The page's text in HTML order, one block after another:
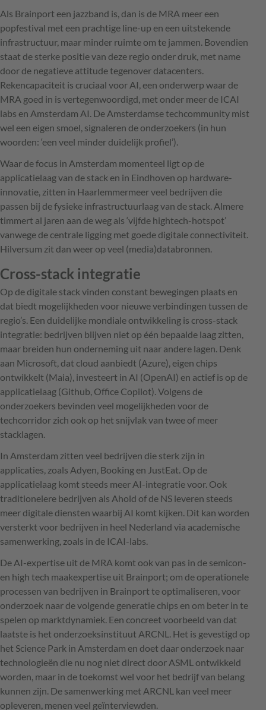
Als Brainport een jazzband is, dan is de MRA meer een
popfestival met een prachtige line-up en een uitstekende
infrastructuur, maar minder ruimte om te jammen. Bovendien
staat de sterke positie van deze regio onder druk, met name
door de negatieve attitude tegenover datacenters.
Rekencapaciteit is cruciaal voor AI, een onderwerp waar de
MRA goed in is vertegenwoordigd, met onder meer de ICAI
labs en Amsterdam AI. De Amsterdamse techcommunity mist
wel een eigen smoel, signaleren de onderzoekers (in hun
woorden: ‘een veel minder duidelijk profiel’).
Waar de focus in Amsterdam momenteel ligt op de
applicatielaag van de stack en in Eindhoven op hardware-
innovatie, zitten in Haarlemmermeer veel bedrijven die
passen bij de fysieke infrastructuurlaag van de stack. Almere
timmert al jaren aan de weg als ‘vijfde hightech-hotspot’
vanwege de centrale ligging met goede digitale connectiviteit.
Hilversum zit dan weer op veel (media)databronnen.
Cross-stack integratie
Op de digitale stack vinden constant bewegingen plaats en
dat biedt mogelijkheden voor nieuwe verbindingen tussen de
regio’s. Een duidelijke mondiale ontwikkeling is cross-stack
integratie: bedrijven blijven niet op één bepaalde laag zitten,
maar breiden hun onderneming uit naar andere lagen. Denk
aan Microsoft, dat cloud aanbiedt (Azure), eigen chips
ontwikkelt (Maia), investeert in AI (OpenAI) en actief is op de
applicatielaag (Github, Office Copilot). Volgens de
onderzoekers bevinden veel mogelijkheden voor de
techcorridor zich ook op het snijvlak van twee of meer
stacklagen.
In Amsterdam zitten veel bedrijven die sterk zijn in
applicaties, zoals Adyen, Booking en JustEat. Op de
applicatielaag komt steeds meer AI-integratie voor. Ook
traditionelere bedrijven als Ahold of de NS leveren steeds
meer digitale diensten waarbij AI komt kijken. Dit kan worden
versterkt voor bedrijven in heel Nederland via academische
samenwerking, zoals in de ICAI-labs.
De AI-expertise uit de MRA komt ook van pas in de semicon-
en high tech maakexpertise uit Brainport; om de operationele
processen van bedrijven in Brainport te optimaliseren, voor
onderzoek naar de volgende generatie chips en om beter in te
spelen op marktdynamiek. Een concreet voorbeeld van dat
laatste is het onderzoeksinstituut ARCNL. Het is gevestigd op
het Science Park in Amsterdam en doet daar onderzoek naar
technologieën die nu nog niet direct door ASML ontwikkeld
worden, maar in de toekomst wel voor het bedrijf van belang
kunnen zijn. De samenwerking met ARCNL kan veel meer
opleveren, menen veel geïnterviewden.